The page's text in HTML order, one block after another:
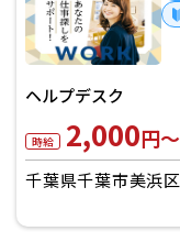
ヘルプデスク
時給 2,000円～
千葉県千葉市美浜区